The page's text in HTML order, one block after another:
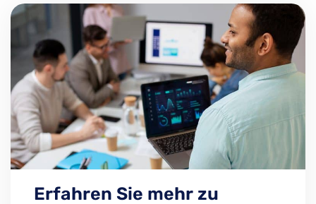
Erfahren Sie mehr zu